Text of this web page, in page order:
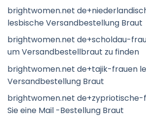
brightwomen.net
lesbische Versandbestellung Braut
brightwomen.net de+scholdau-
um Versandbestellbraut zu finden
brightwomen.net de+tajik-frauen
Versandbestellung Braut
brightwomen.net de+zypriotische-
Sie eine Mail -Bestellung Braut